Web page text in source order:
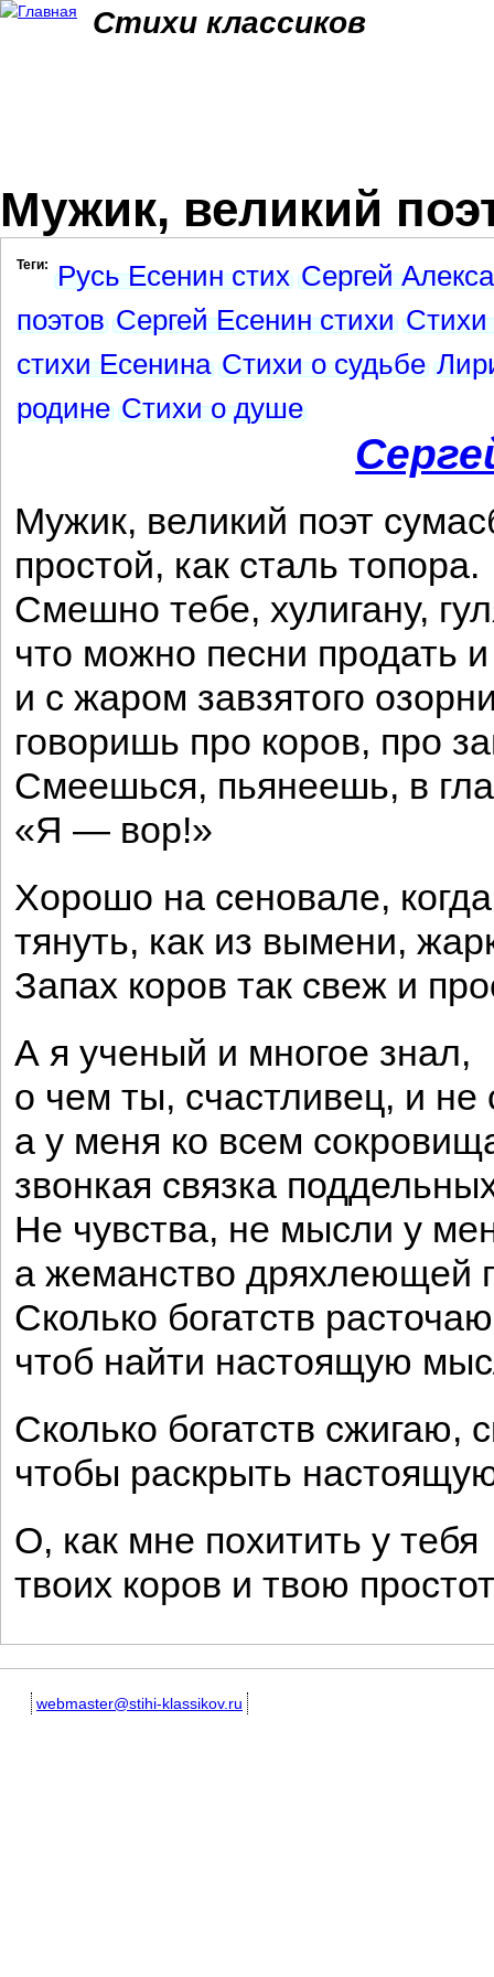
Стихи классиков
Мужик, великий
Теги: Русь Есенин стих Сергей
поэтов Сергей Есенин стихи Стихи
стихи Есенина Стихи о судьбе
родине Стихи о душе
Мужик, великий поэт
простой, как сталь топора.
Смешно тебе, хулигану,
что можно песни продать
и с жаром завзятого
говоришь про коров, про
Смеешься, пьянеешь, в
«Я — вор!»
Хорошо на сеновале,
тянуть, как из вымени,
Запах коров так свеж и
А я ученый и многое знал,
о чем ты, счастливец, и не
а у меня ко всем
звонкая связка
Не чувства, не мысли у
а жеманство дряхлеющей
Сколько богатств
чтоб найти настоящую
Сколько богатств сжигаю,
чтобы раскрыть
О, как мне похитить у тебя
твоих коров и твою
webmaster@stihi-klassikov.ru